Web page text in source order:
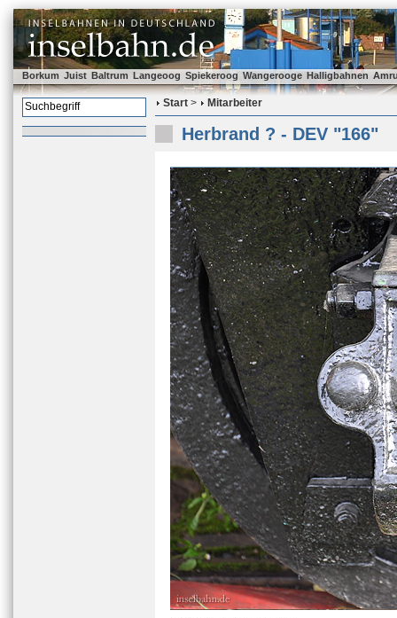
Borkum Juist Baltrum Langeoog Spiekeroog Wangerooge Halligbahnen
Start > Mitarbeiter
Herbrand ? - DEV "166"